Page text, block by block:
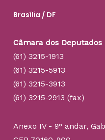
Brasília / DF
Câmara dos Deputados
(61) 3215-1913
(61) 3215-5913
(61) 3215-3913
(61) 3215-2913 (fax)
Anexo IV - 9° andar,